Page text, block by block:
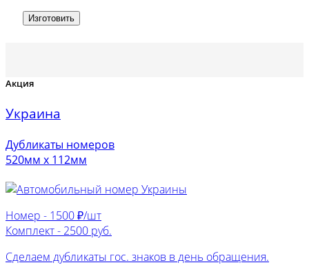
Изготовить
Акция
Украина
Дубликаты номеров
520мм х 112мм
Номер - 1500 ₽/шт
Комплект - 2500 руб.
Сделаем дубликаты гос. знаков в день обращения.